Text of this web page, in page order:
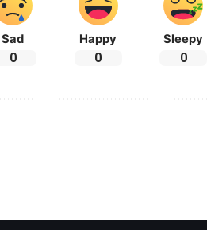
Sad
0
Happy
0
Sleepy
0